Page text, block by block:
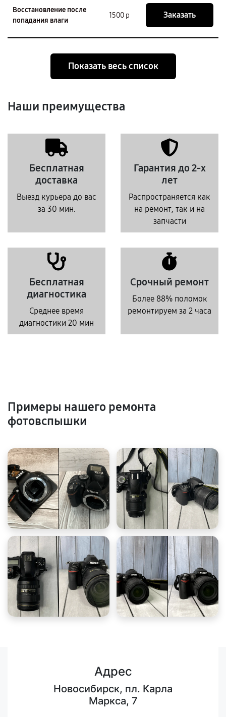
Восстановление после
попадания влаги
1500 р Заказать
Показать весь список
Наши преимущества
Бесплатная
доставка
Выезд курьера до вас
за 30 мин.
Гарантия до 2-х
лет
Распространяется как
на ремонт, так и на
запчасти
Бесплатная
диагностика
Среднее время
диагностики 20 мин
Срочный ремонт
Более 88% поломок
ремонтируем за 2 часа
Примеры нашего ремонта
фотовспышки
Адрес
Новосибирск, пл. Карла
Маркса, 7